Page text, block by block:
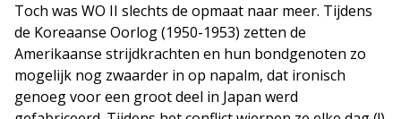
Toch was WO II slechts de opmaat naar meer. Tijdens
de Koreaanse Oorlog (1950-1953) zetten de
Amerikaanse strijdkrachten en hun bond­genoten zo
mogelijk nog zwaarder in op ­napalm, dat ironisch
genoeg voor een groot deel in Japan werd